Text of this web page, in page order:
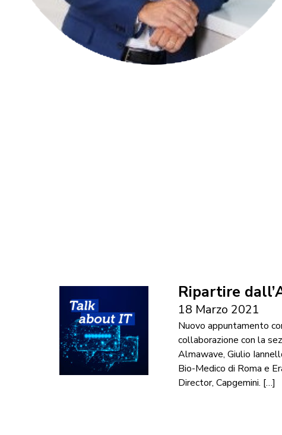
Ripartire
18 Marzo 2021
Nuovo appuntamento
collaborazione con la
Almawave, Giulio
Bio-Medico di Roma e
Director, Capgemini. […]